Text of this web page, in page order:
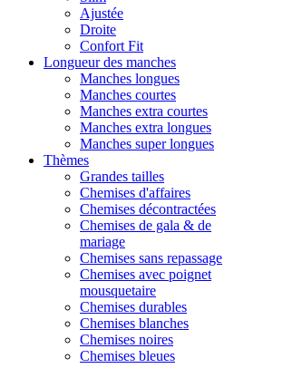
Ajustée
Droite
Confort Fit
Longueur des manches
Manches longues
Manches courtes
Manches extra courtes
Manches extra longues
Manches super longues
Thèmes
Grandes tailles
Chemises d'affaires
Chemises décontractées
Chemises de gala & de
mariage
Chemises sans repassage
Chemises avec poignet
mousquetaire
Chemises durables
Chemises blanches
Chemises noires
Chemises bleues